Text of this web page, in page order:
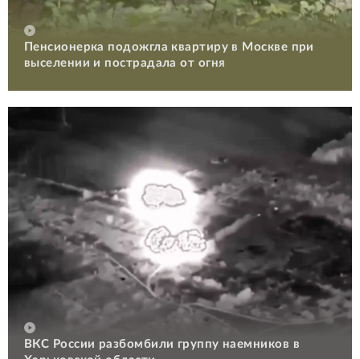
Пенсионерка подожгла квартиру в Москве при
выселении и пострадала от огня
ВКС России разбомбили группу наемников в